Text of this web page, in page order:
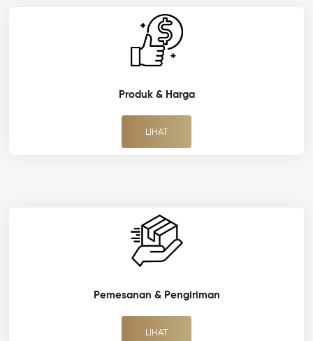
Produk & Harga
LIHAT
Pemesanan & Pengiriman
LIHAT